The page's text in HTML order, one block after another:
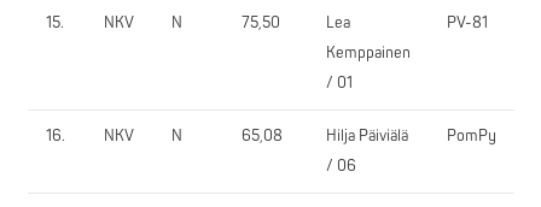
15. NKV N 75,50
Lea
Kemppainen
/ 01
PV-81
16. NKV N 65,08
Hilja Päiviälä
/ 06
PomPy